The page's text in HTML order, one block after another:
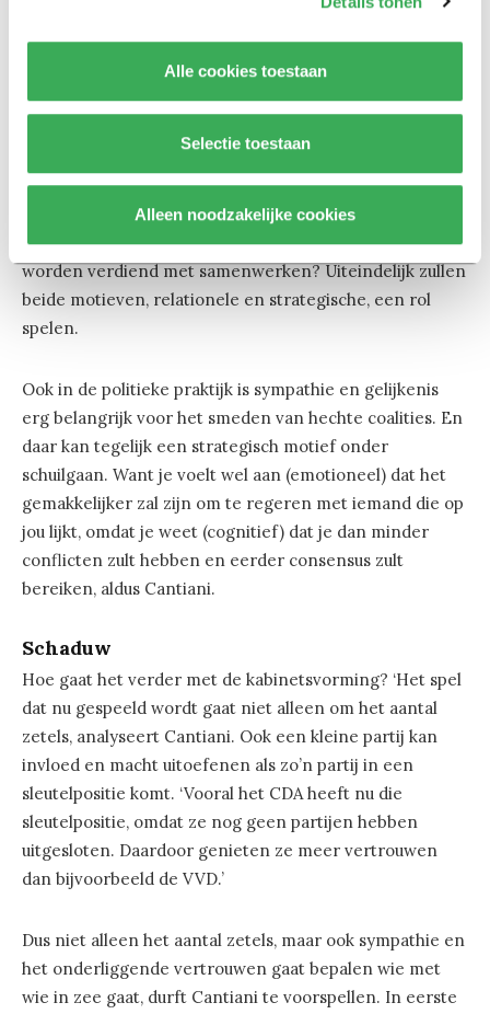
Alle cookies toestaan
Selectie toestaan
Alleen noodzakelijke cookies
Maar kabinetten worden niet altijd ‘uit liefde’ gevormd.
Vaak zijn zulke coalities een verstandshuwelijk, geboren
uit strategische en zakelijke overwegingen. Het
kabinet-Schoof liep zelfs uit op een regelrechte
dan ook minder hechte coalities op?
‘Dat hangt af van de situatie,’ vervolgt Cantiani. ‘Wat
staat er op het spel en welke bonussen kunnen er
worden verdiend met samenwerken? Uiteindelijk zullen
beide motieven, relationele en strategische, een rol
spelen.
Ook in de politieke praktijk is sympathie en gelijkenis
erg belangrijk voor het smeden van hechte coalities. En
daar kan tegelijk een strategisch motief onder
schuilgaan. Want je voelt wel aan (emotioneel) dat het
gemakkelijker zal zijn om te regeren met iemand die op
jou lijkt, omdat je weet (cognitief) dat je dan minder
conflicten zult hebben en eerder consensus zult
bereiken, aldus Cantiani.
Schaduw
Hoe gaat het verder met de kabinetsvorming? ‘Het spel
dat nu gespeeld wordt gaat niet alleen om het aantal
zetels, analyseert Cantiani. Ook een kleine partij kan
invloed en macht uitoefenen als zo’n partij in een
sleutelpositie komt. ‘Vooral het CDA heeft nu die
sleutelpositie, omdat ze nog geen partijen hebben
uitgesloten. Daardoor genieten ze meer vertrouwen
dan bijvoorbeeld de VVD.’
Dus niet alleen het aantal zetels, maar ook sympathie en
het onderliggende vertrouwen gaat bepalen wie met
wie in zee gaat, durft Cantiani te voorspellen. In eerste